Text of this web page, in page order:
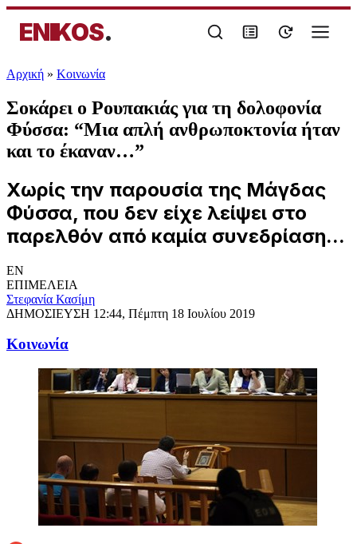
ENIKOS.
Αρχική » Κοινωνία
Σοκάρει ο Ρουπακιάς για τη δολοφονία
Φύσσα: “Μια απλή ανθρωποκτονία ήταν
και το έκαναν…”
Χωρίς την παρουσία της Μάγδας
Φύσσα, που δεν είχε λείψει στο
παρελθόν από καμία συνεδρίαση...
EN
ΕΠΙΜΕΛΕΙΑ
Στεφανία Κασίμη
ΔΗΜΟΣΙΕΥΣΗ 12:44, Πέμπτη 18 Ιουλίου 2019
Κοινωνία